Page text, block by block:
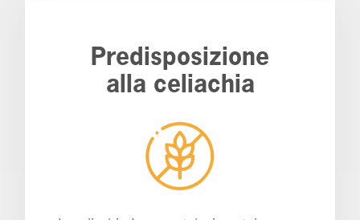
Predisposizione
alla celiachia